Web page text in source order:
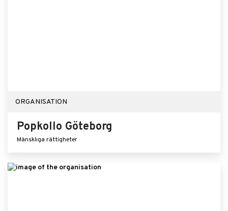
ORGANISATION
Popkollo Göteborg
Mänskliga rättigheter